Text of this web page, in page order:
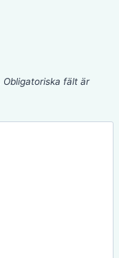
Obligatoriska fält är